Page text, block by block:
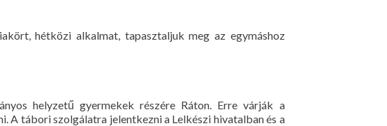
hétközi alkalmat, tapasztaljuk meg az egymáshoz
helyzetű gyermekek részére Ráton. Erre várják a
A tábori szolgálatra jelentkezni a Lelkészi hivatalban és a